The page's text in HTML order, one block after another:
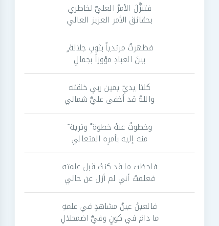
فتنزَّلَ الأمرُ العليّ لخاطري
بحقائق الأمر العزيز العالي
فظهرتُ مرتدياً بثوبِ جلالة ٍ
بينَ العبادِ مؤوزاً بجمالِ
كلتا يديّ يمين ربي خلقته
واللهُ قد أخفى عليَّ شمالي
وخطوتُ عنهُ خطوة ً وترية َ
منه إليه بأمرِه المتعالي
فلحظت ما قد كنتُ قبل علمته
فعلمتُ أني لم أزل عن حالي
فالعينُ عينُ مشاهدٍ في علمهِ
ما دامَ في كونٍ وفيَّ اضمحلالِ